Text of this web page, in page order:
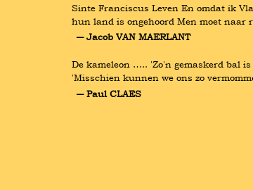
Sinte Franciscus Leven En omdat ik
hun land is ongehoord Men moet
― Jacob VAN MAERLANT
De kameleon ….. 'Zo'n gemaskerd bal
'Misschien kunnen we ons zo
― Paul CLAES